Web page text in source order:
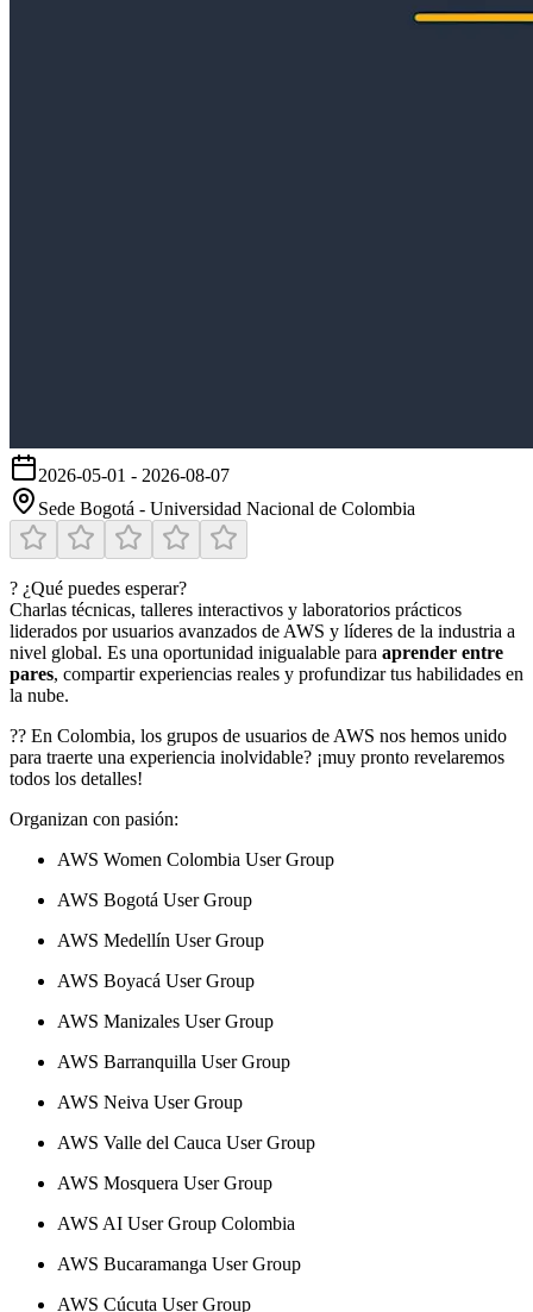
2026-05-01 - 2026-08-07
Sede Bogotá - Universidad Nacional de Colombia
? ¿Qué puedes esperar?
Charlas técnicas, talleres interactivos y laboratorios prácticos
liderados por usuarios avanzados de AWS y líderes de la industria a
nivel global. Es una oportunidad inigualable para aprender entre
pares, compartir experiencias reales y profundizar tus habilidades en
la nube.
?? En Colombia, los grupos de usuarios de AWS nos hemos unido
para traerte una experiencia inolvidable? ¡muy pronto revelaremos
todos los detalles!
Organizan con pasión:
AWS Women Colombia User Group
AWS Bogotá User Group
AWS Medellín User Group
AWS Boyacá User Group
AWS Manizales User Group
AWS Barranquilla User Group
AWS Neiva User Group
AWS Valle del Cauca User Group
AWS Mosquera User Group
AWS AI User Group Colombia
AWS Bucaramanga User Group
AWS Cúcuta User Group